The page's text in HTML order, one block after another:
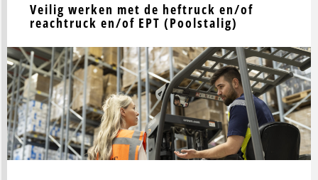
Veilig werken met de heftruck en/of
reachtruck en/of EPT (Poolstalig)